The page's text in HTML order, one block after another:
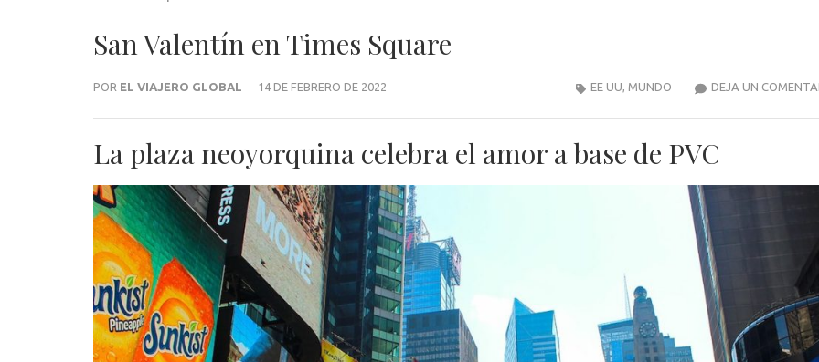
San Valentín en Times Square
POR EL VIAJERO GLOBAL 14 DE FEBRERO DE 2022 DEJA UN
EE UU, MUNDO
La plaza neoyorquina celebra el amor a base de PVC